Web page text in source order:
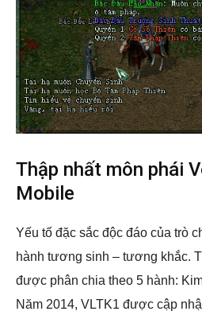
Thập nhất môn phái
Mobile
Yếu tố đặc sắc độc đáo của trò
hành tương sinh – tương khắc.
được phân chia theo 5 hành:
Năm 2014, VLTK1 được cập